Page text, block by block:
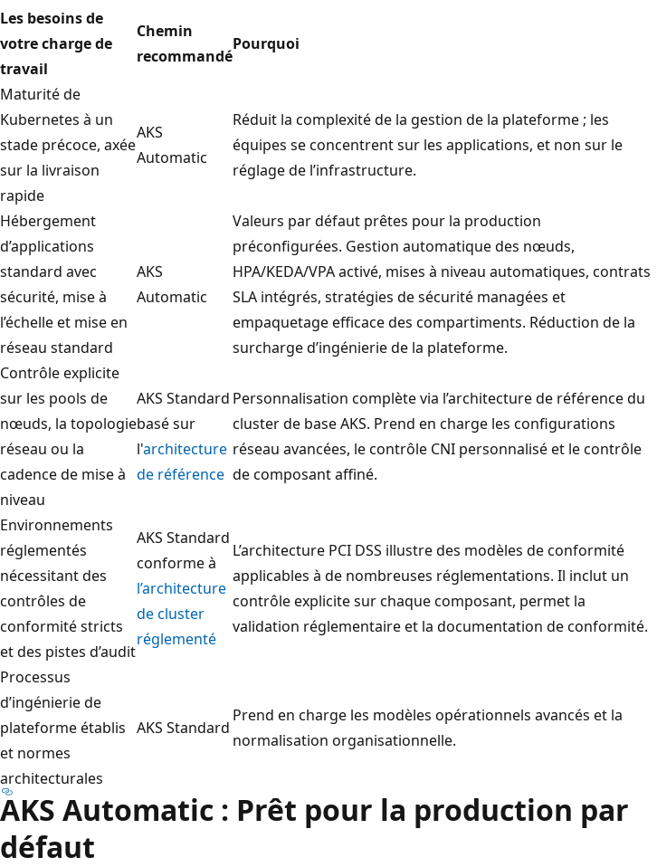
s
d
’
a
d
o
p
t
i
o
n
A
K
S
.
À
g
a
u
c
h
e
,
u
n
c
y
c
l
e
c
o
n
t
Les besoins de
votre charge de
travail
Chemin
recommandé
Pourquoi
Maturité de
Kubernetes à un
stade précoce, axée
sur la livraison
rapide
AKS
Automatic
Réduit la complexité de la gestion de la plateforme ; les
équipes se concentrent sur les applications, et non sur le
réglage de l’infrastructure.
Hébergement
d’applications
standard avec
sécurité, mise à
l’échelle et mise en
réseau standard
AKS
Automatic
Valeurs par défaut prêtes pour la production
préconfigurées. Gestion automatique des nœuds,
HPA/KEDA/VPA activé, mises à niveau automatiques, contrats
SLA intégrés, stratégies de sécurité managées et
empaquetage efficace des compartiments. Réduction de la
surcharge d’ingénierie de la plateforme.
Contrôle explicite
sur les pools de
nœuds, la topologie
réseau ou la
cadence de mise à
niveau
AKS Standard
basé sur
l'architecture
de référence
Personnalisation complète via l’architecture de référence du
cluster de base AKS. Prend en charge les configurations
réseau avancées, le contrôle CNI personnalisé et le contrôle
de composant affiné.
Environnements
réglementés
nécessitant des
contrôles de
conformité stricts
et des pistes d’audit
AKS Standard
conforme à
l’architecture
de cluster
réglementé
L’architecture PCI DSS illustre des modèles de conformité
applicables à de nombreuses réglementations. Il inclut un
contrôle explicite sur chaque composant, permet la
validation réglementaire et la documentation de conformité.
Processus
d’ingénierie de
plateforme établis
et normes
architecturales
AKS Standard
Prend en charge les modèles opérationnels avancés et la
normalisation organisationnelle.
AKS Automatic : Prêt pour la production par
défaut